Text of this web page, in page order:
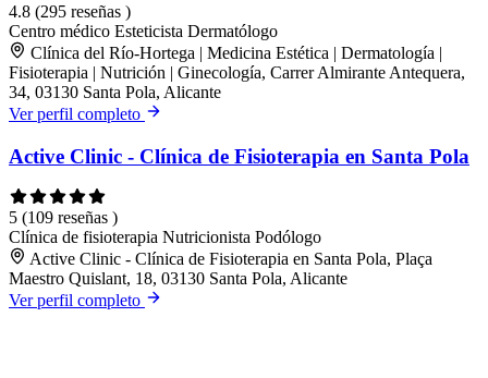
4.8 (295 reseñas )
Centro médico Esteticista Dermatólogo
Clínica del Río-Hortega | Medicina Estética | Dermatología |
Fisioterapia | Nutrición | Ginecología, Carrer Almirante Antequera,
34, 03130 Santa Pola, Alicante
Ver perfil completo
Active Clinic - Clínica de Fisioterapia en Santa Pola
5 (109 reseñas )
Clínica de fisioterapia Nutricionista Podólogo
Active Clinic - Clínica de Fisioterapia en Santa Pola, Plaça
Maestro Quislant, 18, 03130 Santa Pola, Alicante
Ver perfil completo